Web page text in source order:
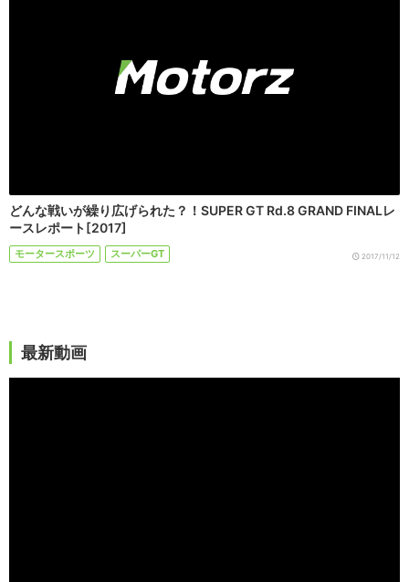
どんな戦いが繰り広げられた？！SUPER GT Rd.8 GRAND FINALレ
ースレポート[2017]
モータースポーツ スーパーGT 2017/11/12
最新動画